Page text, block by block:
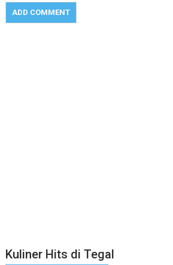
Kuliner Hits di Tegal